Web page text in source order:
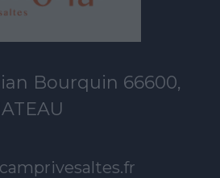
Bourquin 66600,